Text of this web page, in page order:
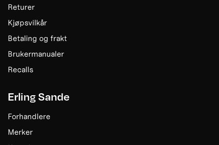
Returer
Kjøpsvilkår
Betaling og frakt
Brukermanualer
Recalls
Erling Sande
Forhandlere
Merker